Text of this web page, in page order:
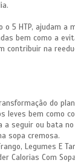
o 5 HTP, ajudam a
bem como a
contribuir na
do
leves bem como
a seguir ou bata
sopa cremosa.
Legumes E
Calorias Com